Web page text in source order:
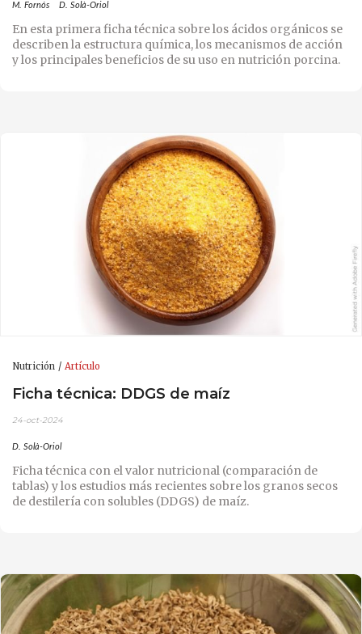
M. Fornós D. Solà-Oriol
En esta primera ficha técnica sobre los ácidos orgánicos se
describen la estructura química, los mecanismos de acción
y los principales beneficios de su uso en nutrición porcina.
Nutrición Artículo
Ficha técnica: DDGS de maíz
24-oct-2024
D. Solà-Oriol
Ficha técnica con el valor nutricional (comparación de
tablas) y los estudios más recientes sobre los granos secos
de destilería con solubles (DDGS) de maíz.